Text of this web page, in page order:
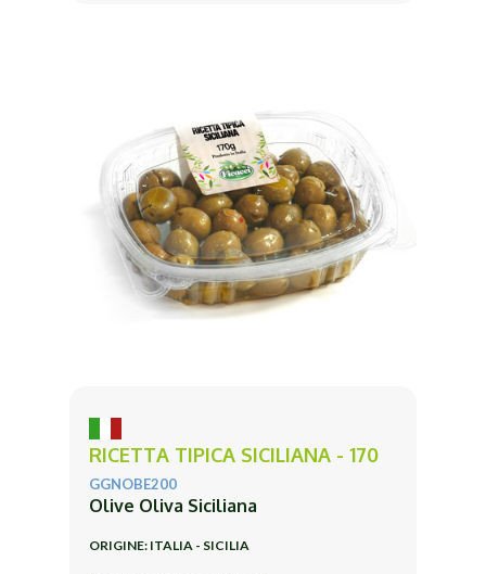
RICETTA TIPICA SICILIANA - 170
GGNOBE200
Olive Oliva Siciliana
ORIGINE: ITALIA - SICILIA